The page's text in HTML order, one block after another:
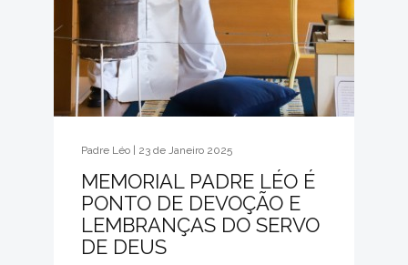
Padre Léo | 23 de Janeiro 2025
MEMORIAL PADRE LÉO É
PONTO DE DEVOÇÃO E
LEMBRANÇAS DO SERVO
DE DEUS